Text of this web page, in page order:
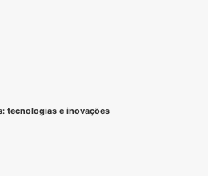
tecnologias e inovações